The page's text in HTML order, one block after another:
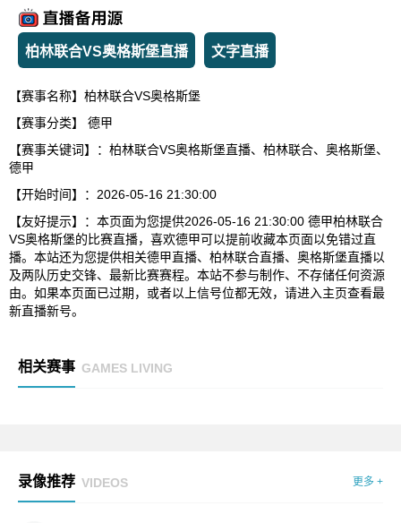
柏林联合VS奥格斯堡直播 文字直播
【赛事名称】柏林联合VS奥格斯堡
【赛事分类】 德甲
【赛事关键词】：柏林联合VS奥格斯堡直播、柏林联合、奥格斯堡、
德甲
【开始时间】：2026-05-16 21:30:00
【友好提示】：本页面为您提供2026-05-16 21:30:00 德甲柏林联合
VS奥格斯堡的比赛直播，喜欢德甲可以提前收藏本页面以免错过直
播。本站还为您提供相关德甲直播、柏林联合直播、奥格斯堡直播以
及两队历史交锋、最新比赛赛程。本站不参与制作、不存储任何资源
由。如果本页面已过期，或者以上信号位都无效，请进入主页查看最
新直播新号。
相关赛事 GAMES LIVING
录像推荐 VIDEOS 更多 +